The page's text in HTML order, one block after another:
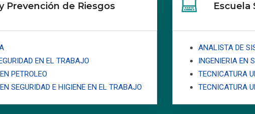
Prevención de Riesgos
EN EL TRABAJO
PETROLEO
SEGURIDAD E HIGIENE EN EL TRABAJO
Escuela
ANALISTA DE
INGENIERIA EN
TECNICATURA
TECNICATURA